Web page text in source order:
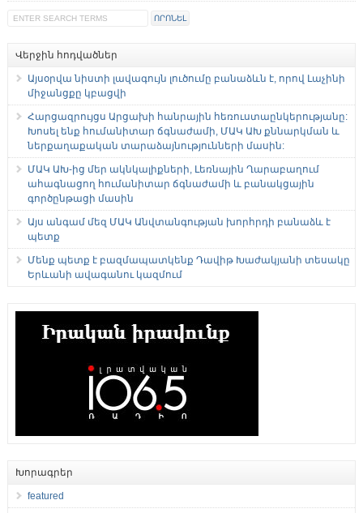
Վերջին հոդվածներ
Այսօրվա նիստի լավագույն լուծումը բանաձևն է, որով Լաչինի
միջանցքը կբացվի
Հարցազրույցս Արցախի հանրային հեռուստաընկերությանը:
Խոսել ենք հումանիտար ճգնաժամի, ՄԱԿ ԱԽ քննարկման և
ներքաղաքական տարաձայնությունների մասին:
ՄԱԿ ԱԽ-ից մեր ակնկալիքների, Լեռնային Ղարաբաղում
ահագնացող հումանիտար ճգնաժամի և բանակցային
գործընթացի մասին
Այս անգամ մեզ ՄԱԿ Անվտանգության խորհրդի բանաձև է
պետք
Մենք պետք է բազմապատկենք Դավիթ Խաժակյանի տեսակը
Երևանի ավագանու կազմում
Խորագրեր
featured